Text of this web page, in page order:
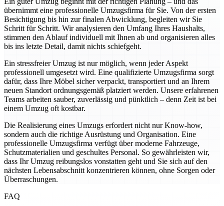
übernimmt eine professionelle Umzugsfirma für Sie. Von der ersten
Besichtigung bis hin zur finalen Abwicklung, begleiten wir Sie
Schritt für Schritt. Wir analysieren den Umfang Ihres Haushalts,
stimmen den Ablauf individuell mit Ihnen ab und organisieren alles
bis ins letzte Detail, damit nichts schiefgeht.
Ein stressfreier Umzug ist nur möglich, wenn jeder Aspekt
professionell umgesetzt wird. Eine qualifizierte Umzugsfirma sorgt
dafür, dass Ihre Möbel sicher verpackt, transportiert und an Ihrem
neuen Standort ordnungsgemäß platziert werden. Unsere erfahrenen
Teams arbeiten sauber, zuverlässig und pünktlich – denn Zeit ist bei
einem Umzug oft kostbar.
Die Realisierung eines Umzugs erfordert nicht nur Know-how,
sondern auch die richtige Ausrüstung und Organisation. Eine
professionelle Umzugsfirma verfügt über moderne Fahrzeuge,
Schutzmaterialien und geschultes Personal. So gewährleisten wir,
dass Ihr Umzug reibungslos vonstatten geht und Sie sich auf den
nächsten Lebensabschnitt konzentrieren können, ohne Sorgen oder
Überraschungen.
FAQ